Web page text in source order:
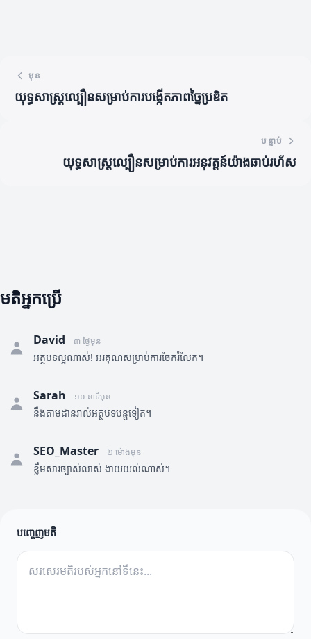
មុន
យុទ្ធសាស្ត្រល្បឿនសម្រាប់ការបង្កើតភាពច្នៃប្រឌិត
បន្ទាប់
យុទ្ធសាស្ត្រល្បឿនសម្រាប់ការអនុវត្តន៍យ៉ាងឆាប់រហ័ស
មតិអ្នកប្រើ
David ៣ ថ្ងៃមុន
អត្ថបទល្អណាស់! អរគុណសម្រាប់ការចែករំលែក។
Sarah ១០ នាទីមុន
នឹងតាមដានរាល់អត្ថបទបន្តទៀត។
SEO_Master ២ ម៉ោងមុន
ខ្លឹមសារច្បាស់លាស់ ងាយយល់ណាស់។
បញ្ចេញមតិ